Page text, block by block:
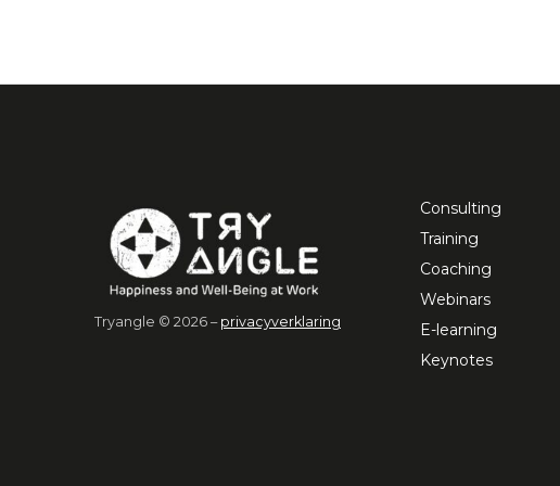
Tryangle © 2026 – privacyverklaring
Consulting
Training
Coaching
Webinars
E-learning
Keynotes